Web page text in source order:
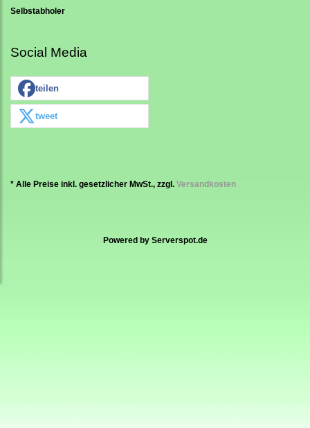
Selbstabholer
Social Media
teilen
tweet
* Alle Preise inkl. gesetzlicher MwSt., zzgl. Versandkosten
Powered by Serverspot.de